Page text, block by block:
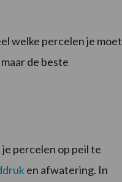
welke percelen je moet
de beste
percelen op peil te
en afwatering. In